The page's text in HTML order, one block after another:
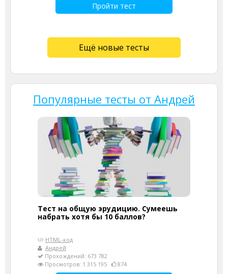
Пройти тест
Ещё новые тесты
Популярные тесты от Андрей
Тест на общую эрудицию. Сумеешь
набрать хотя бы 10 баллов?
HTML-код
Андрей
Прохождений: 673 782
Просмотров: 1 315 195
874